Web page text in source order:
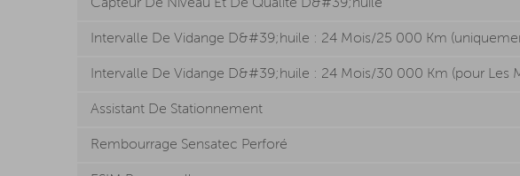
Capteur De Niveau Et De Qualité D&#39;huile
Intervalle De Vidange D&#39;huile : 24 Mois/25 000 Km
Intervalle De Vidange D&#39;huile : 24 Mois/30 000 Km (pour Les
Assistant De Stationnement
Rembourrage Sensatec Perforé